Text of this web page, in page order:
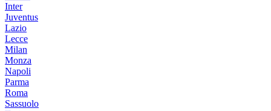
Inter
Juventus
Lazio
Lecce
Milan
Monza
Napoli
Parma
Roma
Sassuolo